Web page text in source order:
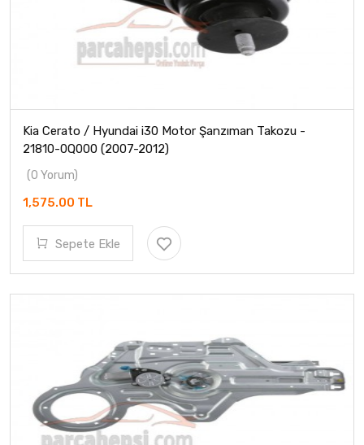
Kia Cerato / Hyundai i30 Motor Şanzıman Takozu -
21810-0Q000 (2007-2012)
(0 Yorum)
1,575.00 TL
Sepete Ekle